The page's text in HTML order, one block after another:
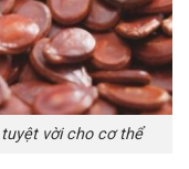
vời cho cơ thể